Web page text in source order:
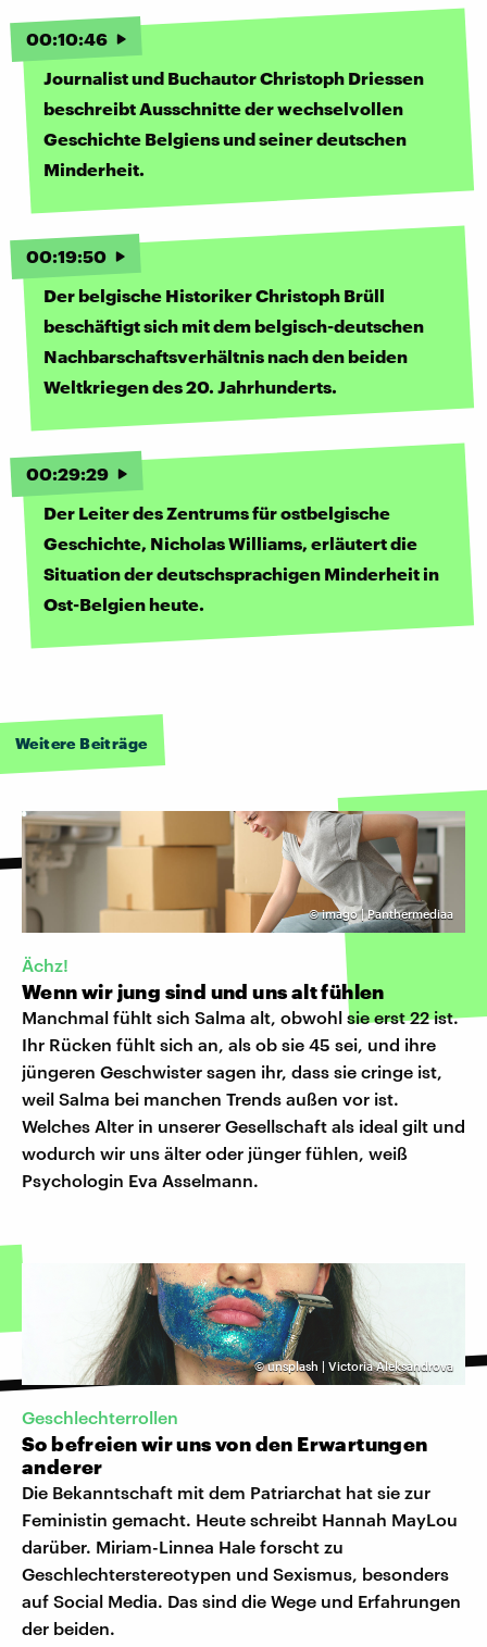
00:10:46
Journalist und Buchautor Christoph Driessen
beschreibt Ausschnitte der wechselvollen
Geschichte Belgiens und seiner deutschen
Minderheit.
00:19:50
Der belgische Historiker Christoph Brüll
beschäftigt sich mit dem belgisch-deutschen
Nachbarschaftsverhältnis nach den beiden
Weltkriegen des 20. Jahrhunderts.
00:29:29
Der Leiter des Zentrums für ostbelgische
Geschichte, Nicholas Williams, erläutert die
Situation der deutschsprachigen Minderheit in
Ost-Belgien heute.
Weitere Beiträge
©imago | Panthermediaa
Ächz!
Wenn wir jung sind und uns alt fühlen
Manchmal fühlt sich Salma alt, obwohl sie erst 22 ist.
Ihr Rücken fühlt sich an, als ob sie 45 sei, und ihre
jüngeren Geschwister sagen ihr, dass sie cringe ist,
weil Salma bei manchen Trends außen vor ist.
Welches Alter in unserer Gesellschaft als ideal gilt und
wodurch wir uns älter oder jünger fühlen, weiß
Psychologin Eva Asselmann.
©unsplash | Victoria Aleksandrova
Geschlechterrollen
So befreien wir uns von den Erwartungen
anderer
Die Bekanntschaft mit dem Patriarchat hat sie zur
Feministin gemacht. Heute schreibt Hannah MayLou
darüber. Miriam-Linnea Hale forscht zu
Geschlechterstereotypen und Sexismus, besonders
auf Social Media. Das sind die Wege und Erfahrungen
der beiden.